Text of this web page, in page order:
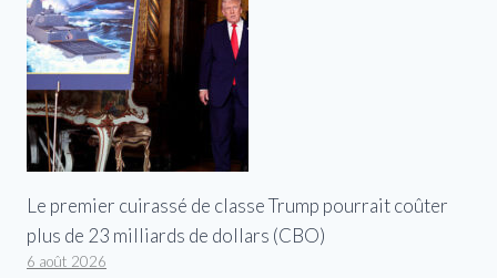
Le premier cuirassé de classe Trump pourrait coûter
plus de 23 milliards de dollars (CBO)
6 août 2026